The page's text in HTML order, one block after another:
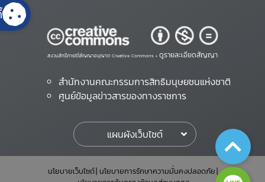
สงวนสิทธิ์ภายใต้สัญญาอนุญาต Creative Commons • ดูรายละเอียดสัญญา
สำนักงานคณะกรรมการสิทธิมนุษยชนแห่งชาติ
ศูนย์ข้อมูลข่าวสารของทางราชการ
แผนผังเว็บไซต์
นโยบายเว็บไซต์ นโยบายการรักษาความมั่นคงปลอดภัย